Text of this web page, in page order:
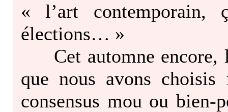
« l’art
élections… »
Cet automne encore,
que nous avons choisis
consensus mou ou bien-